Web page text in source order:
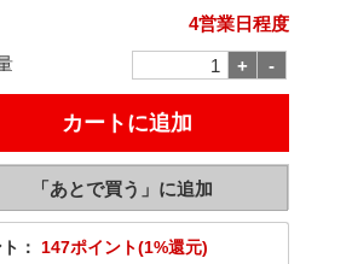
4営業日程度
： 147ポイント(1%還元)